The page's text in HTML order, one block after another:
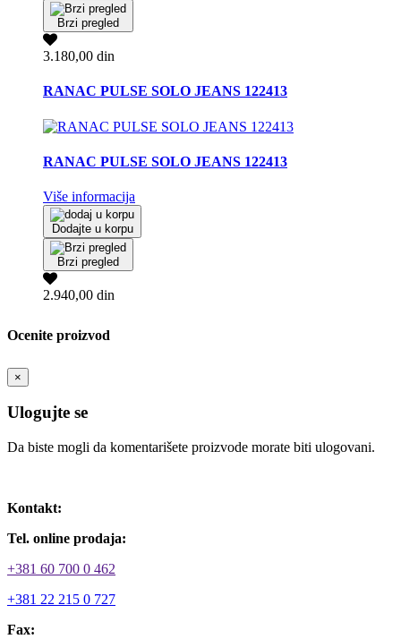
Brzi pregled
3.180,00 din
RANAC PULSE SOLO JEANS 122413
RANAC PULSE SOLO JEANS 122413
Više informacija
Dodajte u korpu
Brzi pregled
2.940,00 din
Ocenite proizvod
×
Ulogujte se
Da biste mogli da komentarišete proizvode morate biti ulogovani.
Kontakt:
Tel. online prodaja:
+381 60 700 0 462
+381 22 215 0 727
Fax: